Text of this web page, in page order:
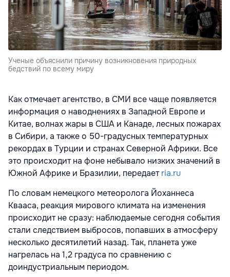
Ученые объяснили причину возникновения природных
бедствий по всему миру
Как отмечает агентство, в СМИ все чаще появляется
информация о наводнениях в Западной Европе и
Китае, волнах жары в США и Канаде, лесных пожарах
в Сибири, а также о 50-градусных температурных
рекордах в Турции и странах Северной Африки. Все
это происходит на фоне небывало низких значений в
Южной Африке и Бразилии, передаетria.ru
По словам немецкого метеоролога Йоханнеса
Квааса, реакция мирового климата на изменения
происходит не сразу: наблюдаемые сегодня события
стали следствием выбросов, попавших в атмосферу
несколько десятилетий назад. Так, планета уже
нагрелась на 1,2 градуса по сравнению с
доиндустриальным периодом.